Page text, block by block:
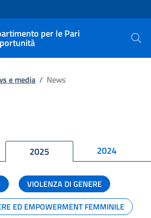
sito
per le Pari
Cerca
e media / News
2025 2024
VIOLENZA DI GENERE
ED EMPOWERMENT FEMMINILE